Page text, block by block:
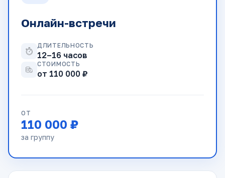
Онлайн-встречи
ДЛИТЕЛЬНОСТЬ
12–16 часов
СТОИМОСТЬ
от 110 000 ₽
ОТ
110 000 ₽
за группу